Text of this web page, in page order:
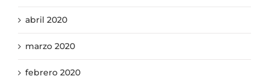
abril 2020
marzo 2020
febrero 2020